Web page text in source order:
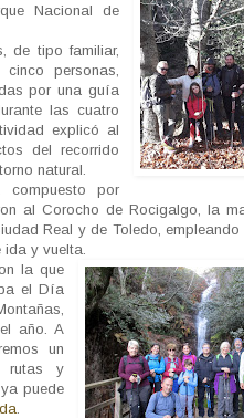
Nacional de
de tipo familiar,
personas,
por una guía
las cuatro
explicó al
del recorrido
natural.
compuesto por
al Corocho de Rocigalgo, la
Real y de Toledo, empleando
y vuelta.
la que
el Día
año. A
un
rutas y
puede